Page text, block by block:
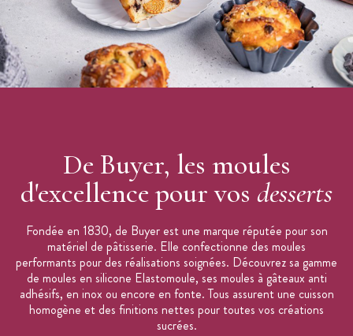
De Buyer, les moules
d'excellence pour vos desserts
Fondée en 1830, de Buyer est une marque réputée pour son
matériel de pâtisserie. Elle confectionne des moules
performants pour des réalisations soignées. Découvrez sa gamme
de moules en silicone Elastomoule, ses moules à gâteaux anti
adhésifs, en inox ou encore en fonte. Tous assurent une cuisson
homogène et des finitions nettes pour toutes vos créations
sucrées.